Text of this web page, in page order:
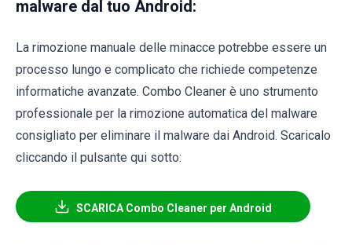
malware dal tuo Android:
La rimozione manuale delle minacce potrebbe essere un
processo lungo e complicato che richiede competenze
informatiche avanzate. Combo Cleaner è uno strumento
professionale per la rimozione automatica del malware
consigliato per eliminare il malware dai Android. Scaricalo
cliccando il pulsante qui sotto:
SCARICA Combo Cleaner per Android